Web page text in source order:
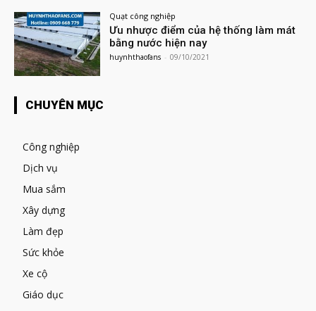
Quạt công nghiệp
Ưu nhược điểm của hệ thống làm mát
bằng nước hiện nay
huynhthaofans - 09/10/2021
CHUYÊN MỤC
Công nghiệp
Dịch vụ
Mua sắm
Xây dựng
Làm đẹp
Sức khỏe
Xe cộ
Giáo dục